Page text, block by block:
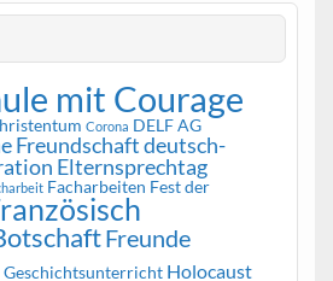
mit Courage
Corona DELF AG
Freundschaftdeutsch-
Elternsprechtag
Facharbeiten Fest der
Freunde
Geschichtsunterricht Holocaust